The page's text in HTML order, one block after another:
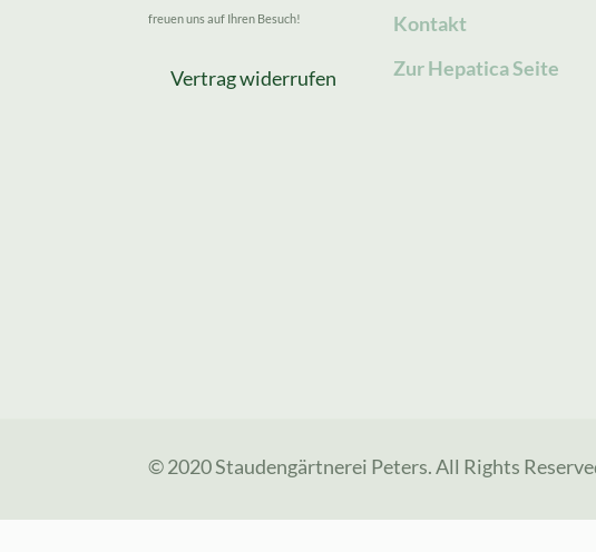
freuen uns auf Ihren Besuch!
Vertrag widerrufen
Kontakt
Zur Hepatica Seite
© 2020 Staudengärtnerei Peters. All Rights